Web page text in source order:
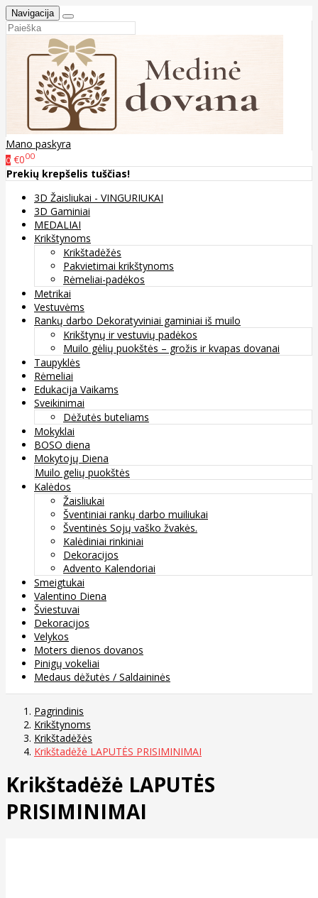
Navigacija
Mano paskyra
0 €000
Prekių krepšelis tuščias!
3D Žaisliukai - VINGURIUKAI
3D Gaminiai
MEDALIAI
Krikštynoms
Krikštadėžės
Pakvietimai krikštynoms
Rėmeliai-padėkos
Metrikai
Vestuvėms
Rankų darbo Dekoratyviniai gaminiai iš muilo
Krikštynų ir vestuvių padėkos
Muilo gėlių puokštės – grožis ir kvapas dovanai
Taupyklės
Rėmeliai
Edukacija Vaikams
Sveikinimai
Dėžutės buteliams
Mokyklai
BOSO diena
Mokytojų Diena
Muilo gelių puokštės
Kalėdos
Žaisliukai
Šventiniai rankų darbo muiliukai
Šventinės Sojų vaško žvakės.
Kalėdiniai rinkiniai
Dekoracijos
Advento Kalendoriai
Smeigtukai
Valentino Diena
Šviestuvai
Dekoracijos
Velykos
Moters dienos dovanos
Pinigų vokeliai
Medaus dėžutės / Saldaininės
Pagrindinis
Krikštynoms
Krikštadėžės
Krikštadėžė LAPUTĖS PRISIMINIMAI
Krikštadėžė LAPUTĖS
PRISIMINIMAI